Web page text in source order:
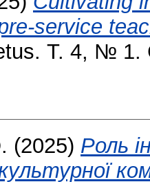
service
Т. 4, № 1.
(2025) Роль